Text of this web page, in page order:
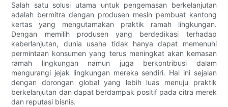
Salah satu solusi utama untuk pengemasan berkelanjutan
adalah bermitra dengan produsen mesin pembuat kantong
kertas yang mengutamakan praktik ramah lingkungan.
Dengan memilih produsen yang berdedikasi terhadap
keberlanjutan, dunia usaha tidak hanya dapat memenuhi
permintaan konsumen yang terus meningkat akan kemasan
ramah lingkungan namun juga berkontribusi dalam
mengurangi jejak lingkungan mereka sendiri. Hal ini sejalan
dengan dorongan global yang lebih luas menuju praktik
berkelanjutan dan dapat berdampak positif pada citra merek
dan reputasi bisnis.